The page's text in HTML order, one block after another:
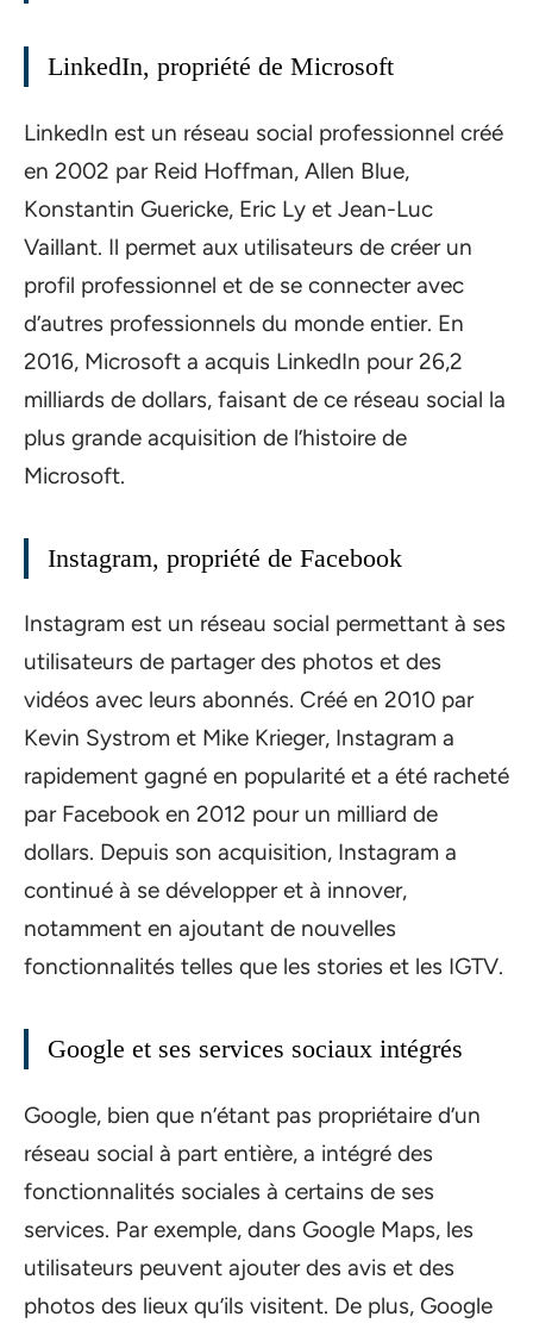
LinkedIn, propriété de Microsoft
LinkedIn est un réseau social professionnel créé
en 2002 par Reid Hoffman, Allen Blue,
Konstantin Guericke, Eric Ly et Jean-Luc
Vaillant. Il permet aux utilisateurs de créer un
profil professionnel et de se connecter avec
d’autres professionnels du monde entier. En
2016, Microsoft a acquis LinkedIn pour 26,2
milliards de dollars, faisant de ce réseau social la
plus grande acquisition de l’histoire de
Microsoft.
Instagram, propriété de Facebook
Instagram est un réseau social permettant à ses
utilisateurs de partager des photos et des
vidéos avec leurs abonnés. Créé en 2010 par
Kevin Systrom et Mike Krieger, Instagram a
rapidement gagné en popularité et a été racheté
par Facebook en 2012 pour un milliard de
dollars. Depuis son acquisition, Instagram a
continué à se développer et à innover,
notamment en ajoutant de nouvelles
fonctionnalités telles que les stories et les IGTV.
Google et ses services sociaux intégrés
Google, bien que n’étant pas propriétaire d’un
réseau social à part entière, a intégré des
fonctionnalités sociales à certains de ses
services. Par exemple, dans Google Maps, les
utilisateurs peuvent ajouter des avis et des
photos des lieux qu’ils visitent. De plus, Google